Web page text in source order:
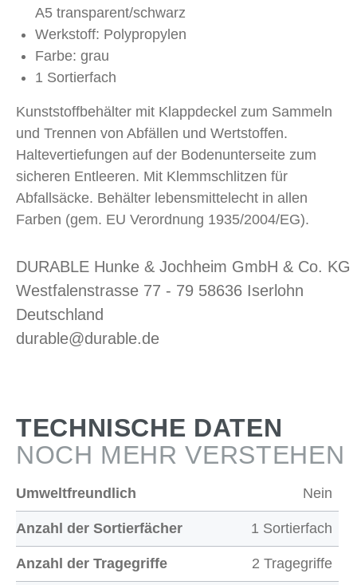
A5 transparent/schwarz
Werkstoff: Polypropylen
Farbe: grau
1 Sortierfach
Kunststoffbehälter mit Klappdeckel zum Sammeln
und Trennen von Abfällen und Wertstoffen.
Haltevertiefungen auf der Bodenunterseite zum
sicheren Entleeren. Mit Klemmschlitzen für
Abfallsäcke. Behälter lebensmittelecht in allen
Farben (gem. EU Verordnung 1935/2004/EG).
DURABLE Hunke & Jochheim GmbH & Co. KG
Westfalenstrasse 77 - 79 58636 Iserlohn
Deutschland
durable@durable.de
TECHNISCHE DATEN
NOCH MEHR VERSTEHEN
Umweltfreundlich Nein
Anzahl der Sortierfächer 1 Sortierfach
Anzahl der Tragegriffe 2 Tragegriffe